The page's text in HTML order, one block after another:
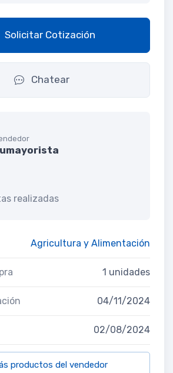
Solicitar Cotización
Chatear
realizadas
Agricultura y Alimentación
1 unidades
04/11/2024
02/08/2024
productos del vendedor